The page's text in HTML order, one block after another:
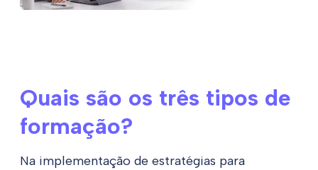
Quais são os três tipos de
formação?
Na implementação de estratégias para